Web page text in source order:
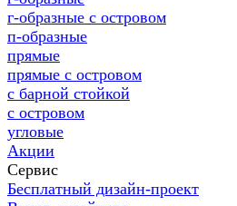
г-образные с островом
п-образные
прямые
прямые с островом
с барной стойкой
с островом
угловые
Акции
Сервис
Бесплатный дизайн-проект